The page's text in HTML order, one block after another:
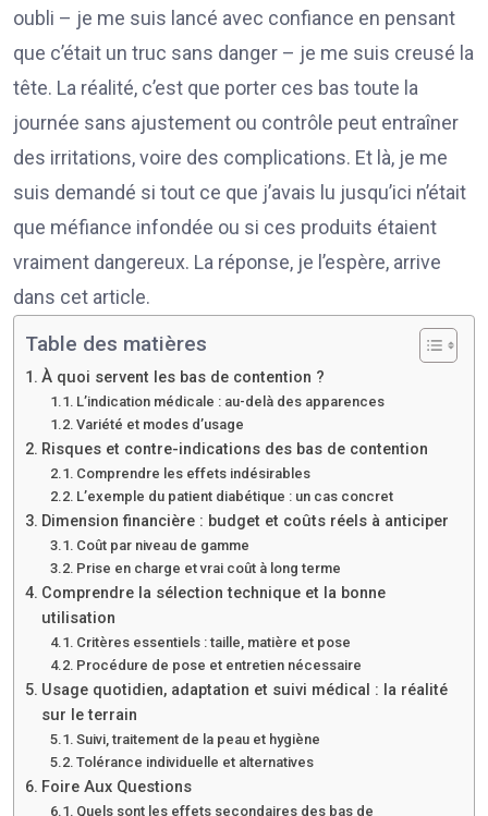
oubli – je me suis lancé avec confiance en pensant
que c’était un truc sans danger – je me suis creusé la
tête. La réalité, c’est que porter ces bas toute la
journée sans ajustement ou contrôle peut entraîner
des irritations, voire des complications. Et là, je me
suis demandé si tout ce que j’avais lu jusqu’ici n’était
que méfiance infondée ou si ces produits étaient
vraiment dangereux. La réponse, je l’espère, arrive
dans cet article.
Table des matières
À quoi servent les bas de contention ?
L’indication médicale : au-delà des apparences
Variété et modes d’usage
Risques et contre-indications des bas de contention
Comprendre les effets indésirables
L’exemple du patient diabétique : un cas concret
Dimension financière : budget et coûts réels à anticiper
Coût par niveau de gamme
Prise en charge et vrai coût à long terme
Comprendre la sélection technique et la bonne
utilisation
Critères essentiels : taille, matière et pose
Procédure de pose et entretien nécessaire
Usage quotidien, adaptation et suivi médical : la réalité
sur le terrain
Suivi, traitement de la peau et hygiène
Tolérance individuelle et alternatives
Foire Aux Questions
Quels sont les effets secondaires des bas de